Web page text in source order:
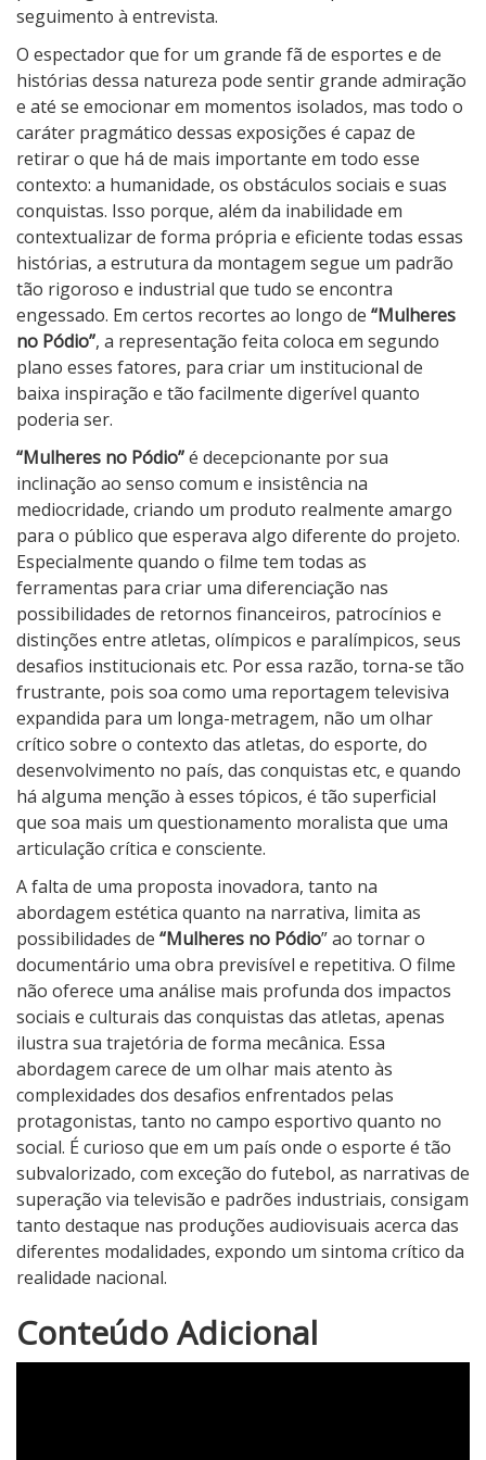
seguimento à entrevista.
O espectador que for um grande fã de esportes e de
histórias dessa natureza pode sentir grande admiração
e até se emocionar em momentos isolados, mas todo o
caráter pragmático dessas exposições é capaz de
retirar o que há de mais importante em todo esse
contexto: a humanidade, os obstáculos sociais e suas
conquistas. Isso porque, além da inabilidade em
contextualizar de forma própria e eficiente todas essas
histórias, a estrutura da montagem segue um padrão
tão rigoroso e industrial que tudo se encontra
engessado. Em certos recortes ao longo de “Mulheres
no Pódio”, a representação feita coloca em segundo
plano esses fatores, para criar um institucional de
baixa inspiração e tão facilmente digerível quanto
poderia ser.
“Mulheres no Pódio”é decepcionante por sua
inclinação ao senso comum e insistência na
mediocridade, criando um produto realmente amargo
para o público que esperava algo diferente do projeto.
Especialmente quando o filme tem todas as
ferramentas para criar uma diferenciação nas
possibilidades de retornos financeiros, patrocínios e
distinções entre atletas, olímpicos e paralímpicos, seus
desafios institucionais etc. Por essa razão, torna-se tão
frustrante, pois soa como uma reportagem televisiva
expandida para um longa-metragem, não um olhar
crítico sobre o contexto das atletas, do esporte, do
desenvolvimento no país, das conquistas etc, e quando
há alguma menção à esses tópicos, é tão superficial
que soa mais um questionamento moralista que uma
articulação crítica e consciente.
A falta de uma proposta inovadora, tanto na
abordagem estética quanto na narrativa, limita as
possibilidades de “Mulheres no Pódio” ao tornar o
documentário uma obra previsível e repetitiva. O filme
não oferece uma análise mais profunda dos impactos
sociais e culturais das conquistas das atletas, apenas
ilustra sua trajetória de forma mecânica. Essa
abordagem carece de um olhar mais atento às
complexidades dos desafios enfrentados pelas
protagonistas, tanto no campo esportivo quanto no
social. É curioso que em um país onde o esporte é tão
subvalorizado, com exceção do futebol, as narrativas de
superação via televisão e padrões industriais, consigam
tanto destaque nas produções audiovisuais acerca das
diferentes modalidades, expondo um sintoma crítico da
realidade nacional.
N
o
Conteúdo Adicional